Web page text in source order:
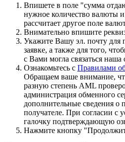
Впишете в поле "сумма
нужное количество валюты и
рассчитает другое поле
Внимательно впишите
Укажите Вашу эл. почту для
заявке, а также для того,
с Вами могла связаться
Ознакомьтесь с Правилами
Обращаем ваше внимание,
разную степень AML
администрация обменного
дополнительные сведения о
получателе. При согласии с
галочку подтверждающую
Нажмите кнопку